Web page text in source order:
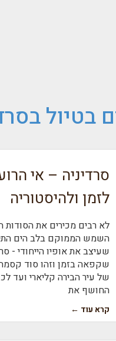
בטיול
סרדיניה – אי
לזמן ולהיסטוריה
לא רבים מכירים את הסודות
השמש הממוקם בלב הים
שעיצב את אופיו הייחודי -
שקפאה בזמן וזהו סוד
של עיר הבירה קליארי ועד
החושף את
קרא עוד ←